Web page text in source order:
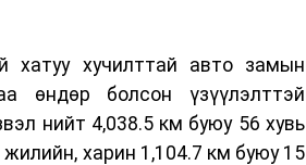
хатуу хучилттай авто замын
өндөр болсон үзүүлэлттэй
нийт 4,038.5 км буюу 56 хувь
харин 1,104.7 км буюу 15